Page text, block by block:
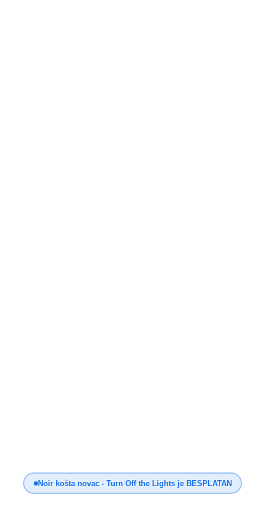
Noir košta novac - Turn Off the Lights je BESPLATAN